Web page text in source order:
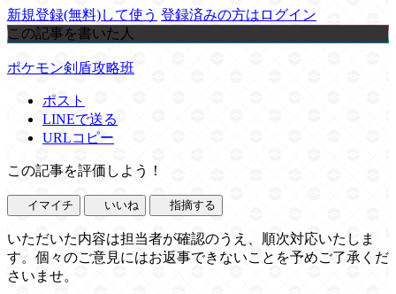
新規登録(無料)して使う 登録済みの方はログイン
この記事を書いた人
ポケモン剣盾攻略班
ポスト
LINEで送る
URLコピー
この記事を評価しよう！
イマイチ いいね 指摘する
いただいた内容は担当者が確認のうえ、順次対応いたしま
す。個々のご意見にはお返事できないことを予めご了承くだ
さいませ。